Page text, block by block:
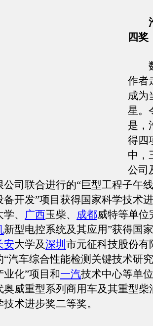
四奖
数
作者
成为
星。
是，
得四
中，
公司
公司联合进行的“巨型工程子午线
备开发”项目获得国家科学技术
学、 广西玉柴、 成都威特等单位
新型电控系统及其应用”获得国
安大学及深圳 市元征科技股份有
“汽车综合性能检测关键技术研
化”项目和一汽技术中心等单
奥威重型系列商用车及其重型柴
术进步奖二等奖。